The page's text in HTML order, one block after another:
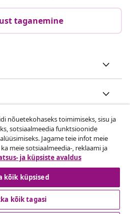
taganemine
nõuetekohaseks toimimiseks, sisu ja
sotsiaalmeedia funktsioonide
Jagame teie infot meie
meie sotsiaalmeedia-, reklaami ja
ja küpsiste avaldus
kõik küpsised
kõik tagasi